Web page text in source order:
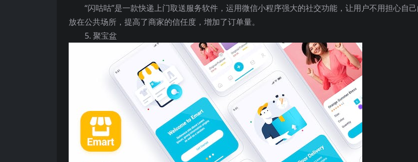
“闪咕咕”是一款快递上门取送服务软件，运用微信小程序强大的社交功能，让用户不用担心自
放在公共场所，提高了商家的信任度，增加了订单量。
5. 聚宝盆